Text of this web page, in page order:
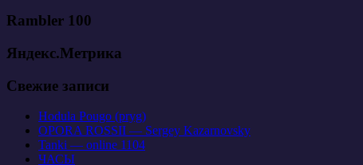
Rambler 100
Яндекс.Метрика
Свежие записи
Hodula Pougo (pryg)
OPORA ROSSII — Sergey Kazarnovsky
Tanki — online 1104
ЧАСЫ